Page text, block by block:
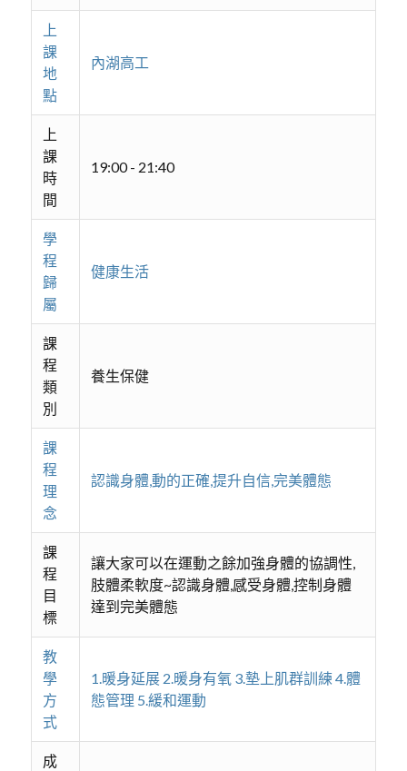
上
課
地
點
內湖高工
上
課
時
間
19:00 - 21:40
學
程
歸
屬
健康生活
課
程
類
別
養生保健
課
程
理
念
認識身體,動的正確,提升自信,完美體態
課
程
目
標
讓大家可以在運動之餘加強身體的協調性,
肢體柔軟度~認識身體,感受身體,控制身體
達到完美體態
教
學
方
式
1.暖身延展 2.暖身有氧 3.墊上肌群訓練 4.體
態管理 5.緩和運動
成